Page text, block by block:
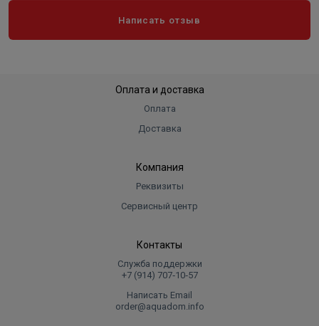
Написать отзыв
Оплата и доставка
Оплата
Доставка
Компания
Реквизиты
Сервисный центр
Контакты
Служба поддержки
+7 (914) 707‑10‑57
Написать Email
order@aquadom.info